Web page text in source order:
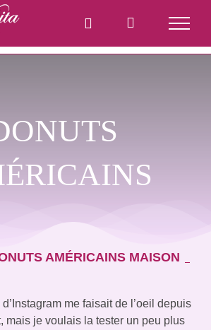
AMÉRICAINS MAISON
me faisait de l’oeil depuis
mais je voulais la tester un peu plus